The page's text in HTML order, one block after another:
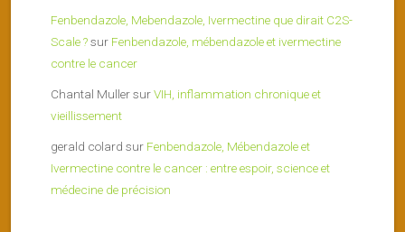
Fenbendazole, Mebendazole, Ivermectine que dirait C2S-
Scale ?sur Fenbendazole, mébendazole et ivermectine
contre le cancer
Chantal MullersurVIH, inflammation chronique et
vieillissement
gerald colard sur Fenbendazole, Mébendazole et
Ivermectine contre le cancer : entre espoir, science et
médecine de précision